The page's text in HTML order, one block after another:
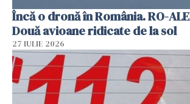
Încă o dronă în România. RO-
Două avioane ridicate de la sol
27 IULIE 2026